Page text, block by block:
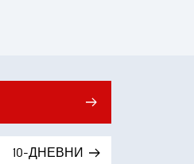
10-ДНЕВНИ